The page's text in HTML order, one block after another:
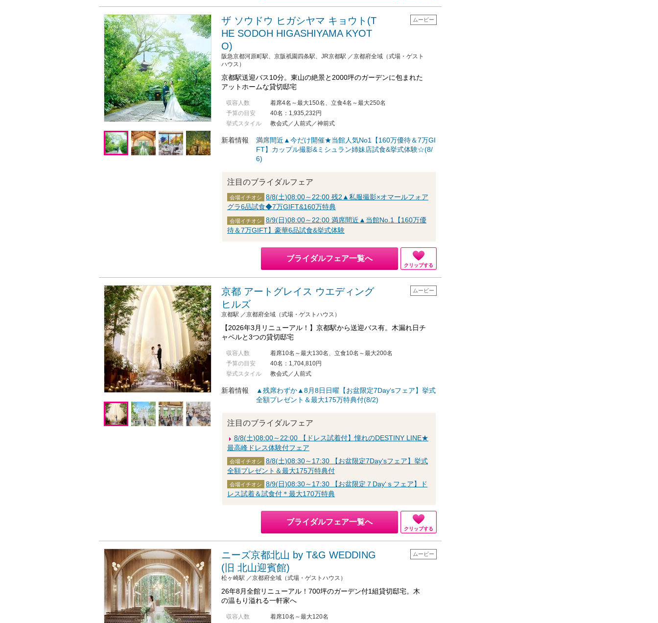
ザ ソウドウ ヒガシヤマ キョウト(T
HE SODOH HIGASHIYAMA KYOT
O)
阪急京都河原町駅、京阪祇園四条駅、JR京都駅 ／京都府全域（式場・ゲスト
ハウス）
京都駅送迎バス10分。東山の絶景と2000坪のガーデンに包まれた
アットホームな貸切邸宅
収容人数
着席4名～最大150名、立食4名～最大250名
予算の目安
40名：1,935,232円
挙式スタイル
教会式／人前式／神前式
新着情報
満席間近▲今だけ開催★当館人気No1【160万優待＆7万GI
FT】カップル撮影&ミシュラン姉妹店試食&挙式体験☆(8/
6)
注目のブライダルフェア
会場イチオシ 8/8(土)08:00～22:00 残2▲私服撮影×オマールフォア
グラ6品試食◆7万GIFT&160万特典
会場イチオシ 8/9(日)08:00～22:00 満席間近▲当館No.1【160万優
待＆7万GIFT】豪華6品試食&挙式体験
ムービー
クリップする
ブライダルフェア一覧へ
京都 アートグレイス ウエディング
ヒルズ
京都駅 ／京都府全域（式場・ゲストハウス）
【2026年3月リニューアル！】京都駅から送迎バス有。木漏れ日チ
ャペルと3つの貸切邸宅
収容人数
着席10名～最大130名、立食10名～最大200名
予算の目安
40名：1,704,810円
挙式スタイル
教会式／人前式
新着情報
▲残席わずか▲8月8日日曜【お盆限定7Day‘sフェア】挙式
全額プレゼント＆最大175万特典付(8/2)
注目のブライダルフェア
8/8(土)08:00～22:00 【ドレス試着付】憧れのDESTINY LINE★
最高峰ドレス体験付フェア
会場イチオシ 8/8(土)08:30～17:30 【お盆限定7Day‘sフェア】挙式
全額プレゼント＆最大175万特典付
会場イチオシ 8/9(日)08:30～17:30 【お盆限定７Day‘ｓフェア】ド
レス試着＆試食付＊最大170万特典
ムービー
クリップする
ブライダルフェア一覧へ
ニーズ京都北山 by T&G WEDDING
(旧 北山迎賓館)
松ヶ崎駅 ／京都府全域（式場・ゲストハウス）
26年8月全館リニューアル！700坪のガーデン付1組貸切邸宅。木
の温もり溢れる一軒家へ
収容人数 着席10名～最大120名
ムービー